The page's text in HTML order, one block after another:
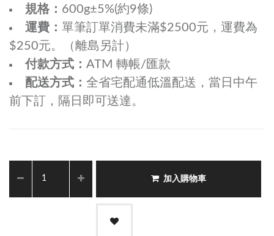
規格： 600g±5%(約9條)
運費： 單筆訂單消費未滿$2500元，運費為
$250元。（離島另計）
付款方式： ATM 轉帳/匯款
配送方式： 全省宅配通低溫配送，當日中午
前下訂，隔日即可送達。
加入購物車